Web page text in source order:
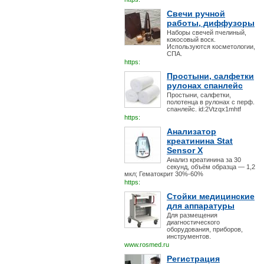
Свечи ручной
работы, диффузоры
Наборы свечей пчелиный,
кокосовый воск.
Используются косметологии,
СПА.
https:
Простыни, салфетки
рулонах спанлейс
Простыни, салфетки,
полотенца в рулонах с перф.
спанлейс. id:2Vtzqx1mhtf
https:
Анализатор
креатинина Stat
Sensor X
Анализ креатинина за 30
секунд, объём образца — 1,2
мкл; Гематокрит 30%-60%
https:
Стойки медицинские
для аппаратуры
Для размещения
диагностического
оборудования, приборов,
инструментов.
www.rosmed.ru
Регистрация